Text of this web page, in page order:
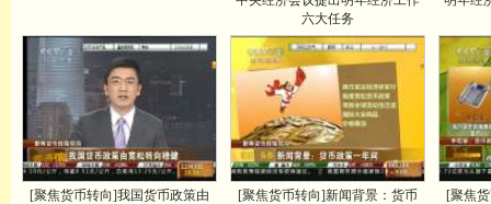
六大任务
[聚焦货币转向]我国货币政策由 [聚焦货币转向]新闻背景：货币 [聚焦